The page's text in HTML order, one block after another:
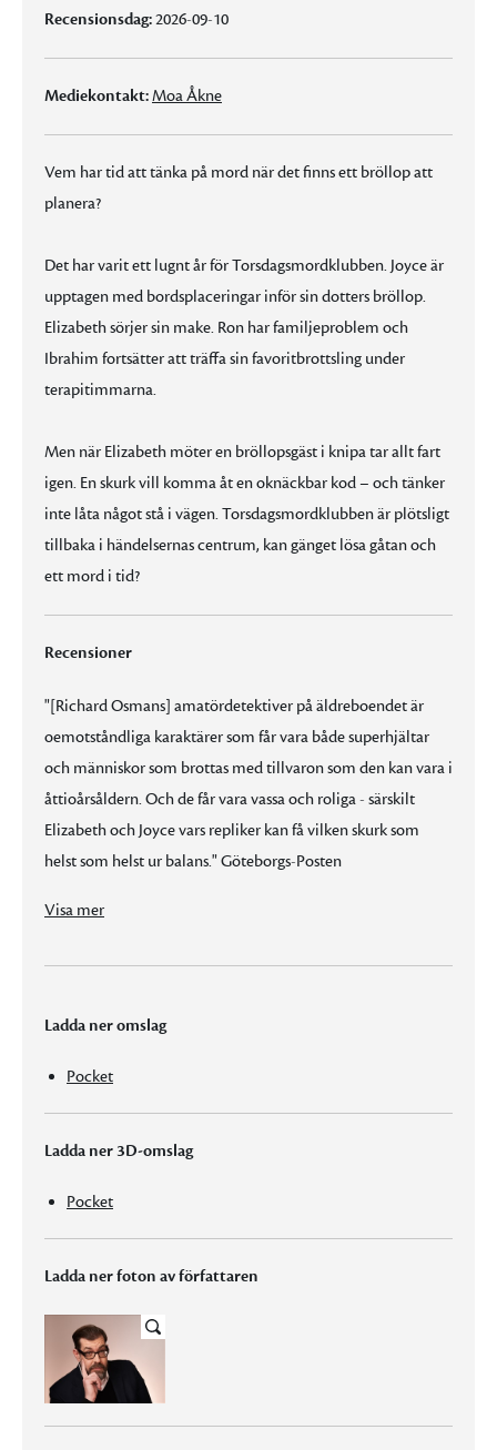
Recensionsdag:2026-09-10
Mediekontakt:Moa Åkne
Vem har tid att tänka på mord när det finns ett bröllop att
planera?
Det har varit ett lugnt år för Torsdagsmordklubben. Joyce är
upptagen med bordsplaceringar inför sin dotters bröllop.
Elizabeth sörjer sin make. Ron har familjeproblem och
Ibrahim fortsätter att träffa sin favoritbrottsling under
terapitimmarna.
Men när Elizabeth möter en bröllopsgäst i knipa tar allt fart
igen. En skurk vill komma åt en oknäckbar kod – och tänker
inte låta något stå i vägen. Torsdagsmordklubben är plötsligt
tillbaka i händelsernas centrum, kan gänget lösa gåtan och
ett mord i tid?
Recensioner
"[Richard Osmans] amatördetektiver på äldreboendet är
oemotståndliga karaktärer som får vara både superhjältar
och människor som brottas med tillvaron som den kan vara i
åttioårsåldern. Och de får vara vassa och roliga - särskilt
Elizabeth och Joyce vars repliker kan få vilken skurk som
helst som helst ur balans." Göteborgs-Posten
Visa mer
Ladda ner omslag
Pocket
Ladda ner 3D-omslag
Pocket
Ladda ner foton av författaren